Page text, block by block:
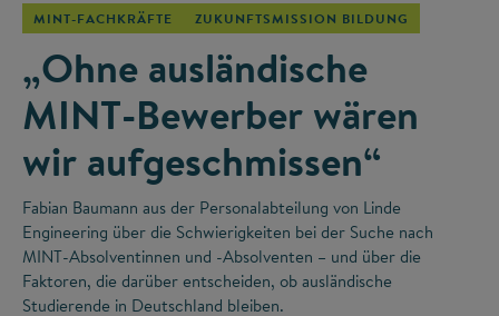
MINT-FACHKRÄFTE ZUKUNFTSMISSION BILDUNG
„Ohne ausländische
MINT-Bewerber wären
wir aufgeschmissen“
Fabian Baumann aus der Personalabteilung von Linde
Engineering über die Schwierigkeiten bei der Suche nach
MINT-Absolventinnen und -Absolventen – und über die
Faktoren, die darüber entscheiden, ob ausländische
Studierende in Deutschland bleiben.